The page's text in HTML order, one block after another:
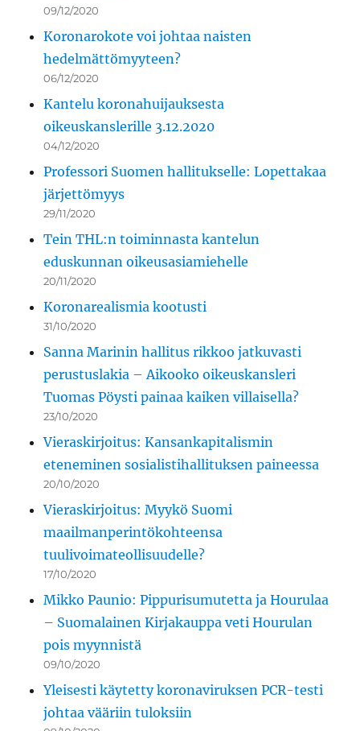
09/12/2020
Koronarokote voi johtaa naisten
hedelmättömyyteen?
06/12/2020
Kantelu koronahuijauksesta
oikeuskanslerille 3.12.2020
04/12/2020
Professori Suomen hallitukselle: Lopettakaa
järjettömyys
29/11/2020
Tein THL:n toiminnasta kantelun
eduskunnan oikeusasiamiehelle
20/11/2020
Koronarealismia kootusti
31/10/2020
Sanna Marinin hallitus rikkoo jatkuvasti
perustuslakia – Aikooko oikeuskansleri
Tuomas Pöysti painaa kaiken villaisella?
23/10/2020
Vieraskirjoitus: Kansankapitalismin
eteneminen sosialistihallituksen paineessa
20/10/2020
Vieraskirjoitus: Myykö Suomi
maailmanperintökohteensa
tuulivoimateollisuudelle?
17/10/2020
Mikko Paunio: Pippurisumutetta ja Hourulaa
– Suomalainen Kirjakauppa veti Hourulan
pois myynnistä
09/10/2020
Yleisesti käytetty koronaviruksen PCR-testi
johtaa vääriin tuloksiin